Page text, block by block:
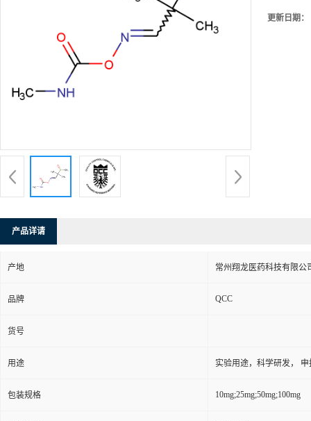
更新日期：
产品详请
产地 常州翔龙医药科技有限公
品牌 QCC
货号
用途 实验用途，科学研发， 申
包装规格 10mg;25mg;50mg;100mg